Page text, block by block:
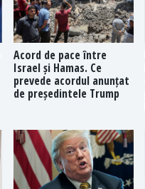
Acord de pace între
Israel și Hamas. Ce
prevede acordul anunțat
de președintele Trump